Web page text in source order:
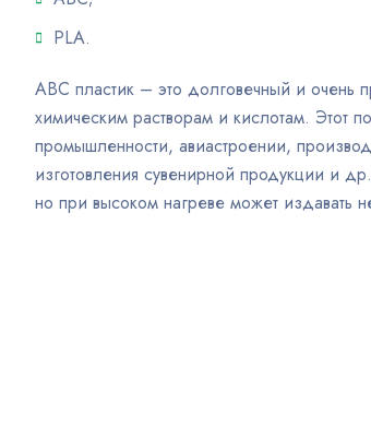
PLA.
ABC пластик – это долговечный и очень
химическим растворам и кислотам. Этот
промышленности, авиастроении,
изготовления сувенирной продукции и
но при высоком нагреве может издавать